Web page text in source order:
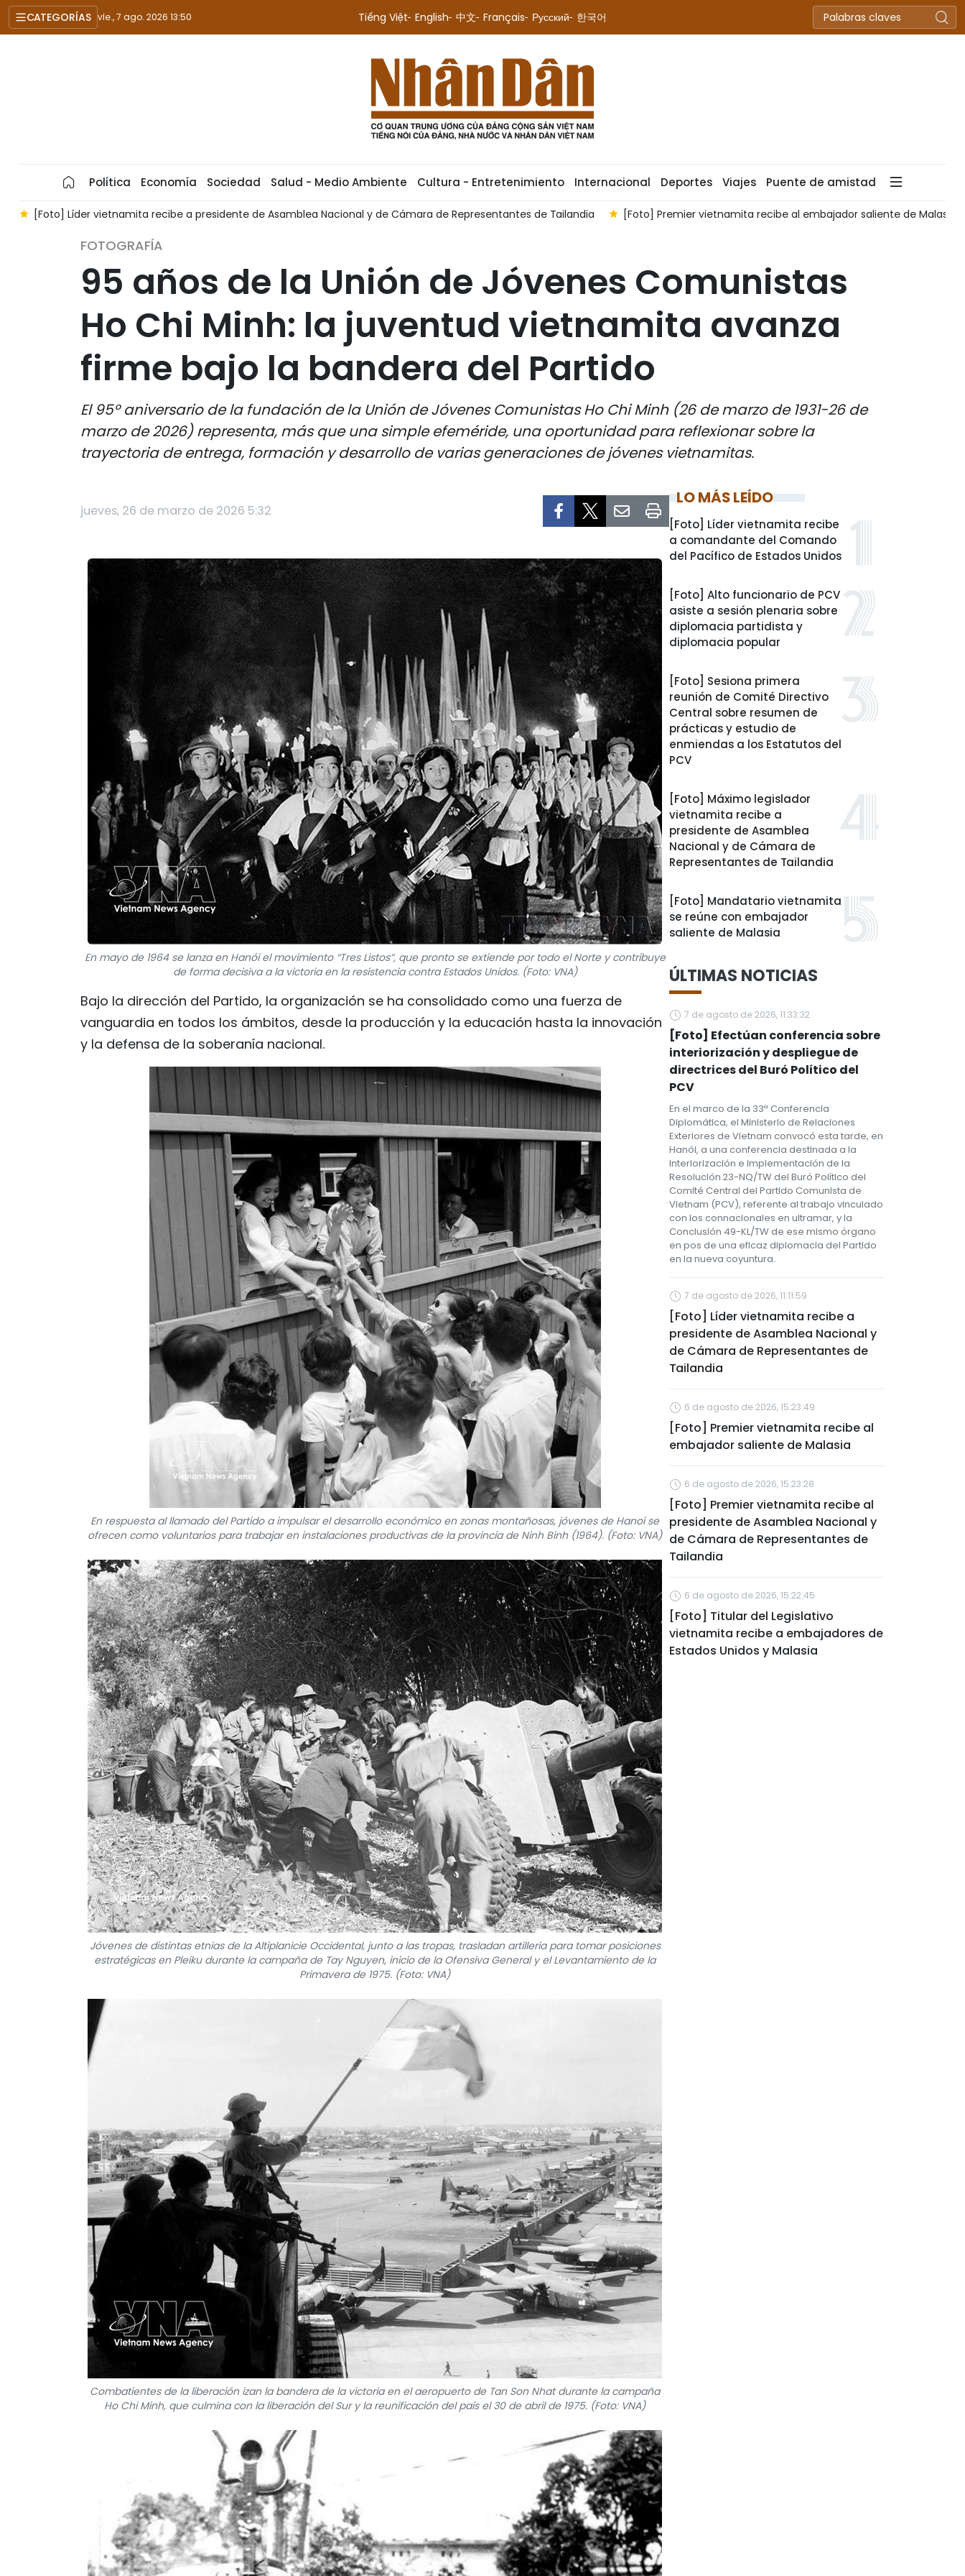
CATEGORÍAS vie., 7 ago. 2026 13:50 Tiếng Việt English 中文 Français Русский 한국어
Política Economía Sociedad Salud - Medio Ambiente Cultura - Entretenimiento Internacional Deportes Viajes Puente de amistad
de Asamblea Nacional y de Cámara de Representantes de Tailandia [Foto] Premier vietnamita recibe al embajador saliente de Malasia [Foto] Premier vietnamita recibe
FOTOGRAFÍA
95 años de la Unión de Jóvenes Comunistas
Ho Chi Minh: la juventud vietnamita avanza
firme bajo la bandera del Partido
El 95º aniversario de la fundación de la Unión de Jóvenes Comunistas Ho Chi Minh (26 de marzo de 1931-26 de
marzo de 2026) representa, más que una simple efeméride, una oportunidad para reflexionar sobre la
trayectoria de entrega, formación y desarrollo de varias generaciones de jóvenes vietnamitas.
jueves, 26 de marzo de 2026 5:32
En mayo de 1964 se lanza en Hanói el movimiento “Tres Listos”, que pronto se extiende por todo el Norte y contribuye
de forma decisiva a la victoria en la resistencia contra Estados Unidos. (Foto: VNA)
Bajo la dirección del Partido, la organización se ha consolidado como una fuerza de
vanguardia en todos los ámbitos, desde la producción y la educación hasta la innovación
y la defensa de la soberanía nacional.
En respuesta al llamado del Partido a impulsar el desarrollo económico en zonas montañosas, jóvenes de Hanoi se
ofrecen como voluntarios para trabajar en instalaciones productivas de la provincia de Ninh Binh (1964). (Foto: VNA)
Jóvenes de distintas etnias de la Altiplanicie Occidental, junto a las tropas, trasladan artillería para tomar posiciones
estratégicas en Pleiku durante la campaña de Tay Nguyen, inicio de la Ofensiva General y el Levantamiento de la
Primavera de 1975. (Foto: VNA)
Combatientes de la liberación izan la bandera de la victoria en el aeropuerto de Tan Son Nhat durante la campaña
Ho Chi Minh, que culmina con la liberación del Sur y la reunificación del país el 30 de abril de 1975. (Foto: VNA)
LO MÁS LEÍDO
[Foto] Líder vietnamita recibe
a comandante del Comando
del Pacífico de Estados Unidos
[Foto] Alto funcionario de PCV
asiste a sesión plenaria sobre
diplomacia partidista y
diplomacia popular
[Foto] Sesiona primera
reunión de Comité Directivo
Central sobre resumen de
prácticas y estudio de
enmiendas a los Estatutos del
PCV
[Foto] Máximo legislador
vietnamita recibe a
presidente de Asamblea
Nacional y de Cámara de
Representantes de Tailandia
[Foto] Mandatario vietnamita
se reúne con embajador
saliente de Malasia
ÚLTIMAS NOTICIAS
7 de agosto de 2026, 11:33:32
[Foto] Efectúan conferencia sobre
interiorización y despliegue de
directrices del Buró Político del
PCV
En el marco de la 33ª Conferencia
Diplomática, el Ministerio de Relaciones
Exteriores de Vietnam convocó esta tarde, en
Hanói, a una conferencia destinada a la
interiorización e implementación de la
Resolución 23-NQ/TW del Buró Político del
Comité Central del Partido Comunista de
Vietnam (PCV), referente al trabajo vinculado
con los connacionales en ultramar, y la
Conclusión 49-KL/TW de ese mismo órgano
en pos de una eficaz diplomacia del Partido
en la nueva coyuntura.
7 de agosto de 2026, 11:11:59
[Foto] Líder vietnamita recibe a
presidente de Asamblea Nacional y
de Cámara de Representantes de
Tailandia
6 de agosto de 2026, 15:23:49
[Foto] Premier vietnamita recibe al
embajador saliente de Malasia
6 de agosto de 2026, 15:23:28
[Foto] Premier vietnamita recibe al
presidente de Asamblea Nacional y
de Cámara de Representantes de
Tailandia
6 de agosto de 2026, 15:22:45
[Foto] Titular del Legislativo
vietnamita recibe a embajadores de
Estados Unidos y Malasia